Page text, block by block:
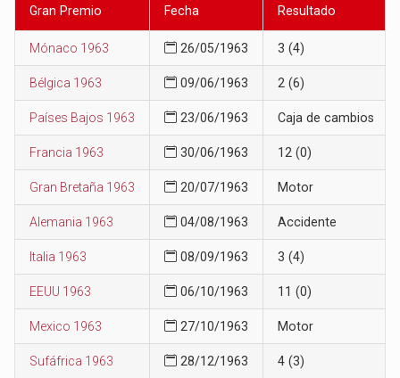
Gran Premio Fecha Resultado
Mónaco 1963 26/05/1963 3 (4)
Bélgica 1963 09/06/1963 2 (6)
Países Bajos 1963 23/06/1963 Caja de cambios
Francia 1963 30/06/1963 12 (0)
Gran Bretaña 1963 20/07/1963 Motor
Alemania 1963 04/08/1963 Accidente
Italia 1963 08/09/1963 3 (4)
EEUU 1963 06/10/1963 11 (0)
Mexico 1963 27/10/1963 Motor
Sufáfrica 1963 28/12/1963 4 (3)